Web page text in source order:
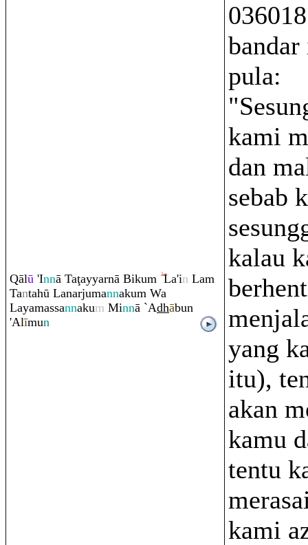
Qālū 'Innā Taţayyarnā Bikum La'in Lam
Tantahū Lanarjumannakum Wa
Layamassannakum Minnā `Adhābun
'Alīmun
pula:
kami
dan
sebab
kalau
yang
itu),
akan
kamu
tentu
kami